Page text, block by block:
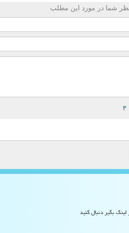
شما در مورد این مطلب
بگیر دنبال کنید